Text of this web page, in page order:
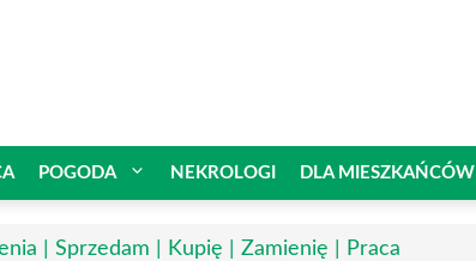
POGODA NEKROLOGI DLA MIESZKAŃCÓW
| Sprzedam | Kupię | Zamienię | Praca